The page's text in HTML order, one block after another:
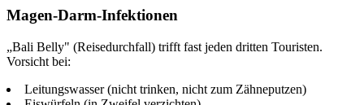
Magen-Darm-Infektionen
„Bali Belly" (Reisedurchfall) trifft fast jeden dritten Touristen.
Vorsicht bei:
Leitungswasser (nicht trinken, nicht zum Zähneputzen)